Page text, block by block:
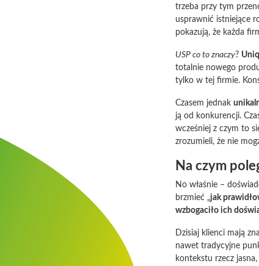
trzeba przy tym
usprawnić istniejące
pokazują, że każda
USP co to znaczy?
totalnie nowego
tylko w tej firmie.
Czasem jednak
ją od konkurencji.
wcześniej z czym to
zrozumieli, że nie
Na czym
No właśnie –
brzmieć „jak
wzbogaciło ich
Dzisiaj klienci mają
nawet tradycyjne
kontekstu rzecz